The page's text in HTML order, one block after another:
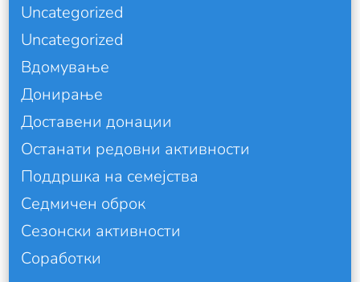
Uncategorized
Uncategorized
Вдомување
Донирање
Доставени донации
Останати редовни активности
Поддршка на семејства
Седмичен оброк
Сезонски активности
Соработки